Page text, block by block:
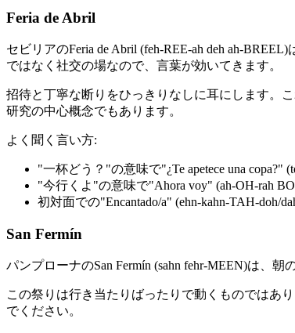
Feria de Abril
セビリアのFeria de Abril (feh-REE-ah deh ah-
ではなく社交の場なので、言葉が効いてきます。
招待と丁寧な断りをひっきりなしに耳にします。
研究の中心概念でもあります。
よく聞く言い方:
"一杯どう？"の意味で"¿Te apetece una copa?"
"今行くよ"の意味で"Ahora voy" (ah-OH-rah
初対面での"Encantado/a" (ehn-kahn-TAH-doh/
San Fermín
パンプローナのSan Fermín (sahn fehr-MEEN)は、
この祭りは行き当たりばったりで動くものではあ
でください。